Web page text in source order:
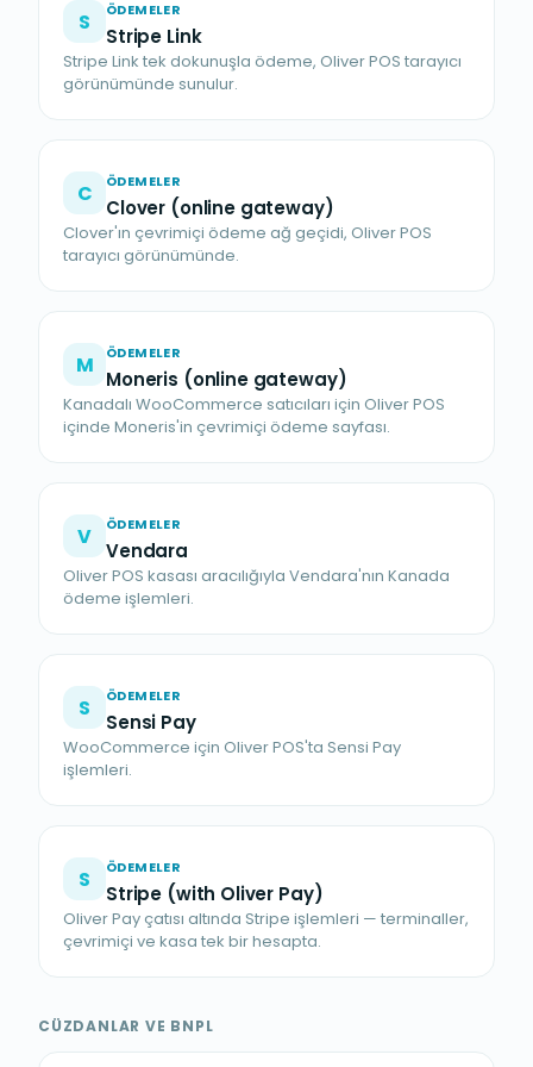
S ÖDEMELER
Stripe Link
Stripe Link tek dokunuşla ödeme, Oliver POS tarayıcı
görünümünde sunulur.
C ÖDEMELER
Clover (online gateway)
Clover'ın çevrimiçi ödeme ağ geçidi, Oliver POS
tarayıcı görünümünde.
M ÖDEMELER
Moneris (online gateway)
Kanadalı WooCommerce satıcıları için Oliver POS
içinde Moneris'in çevrimiçi ödeme sayfası.
V ÖDEMELER
Vendara
Oliver POS kasası aracılığıyla Vendara'nın Kanada
ödeme işlemleri.
S ÖDEMELER
Sensi Pay
WooCommerce için Oliver POS'ta Sensi Pay
işlemleri.
S ÖDEMELER
Stripe (with Oliver Pay)
Oliver Pay çatısı altında Stripe işlemleri — terminaller,
çevrimiçi ve kasa tek bir hesapta.
CÜZDANLAR VE BNPL